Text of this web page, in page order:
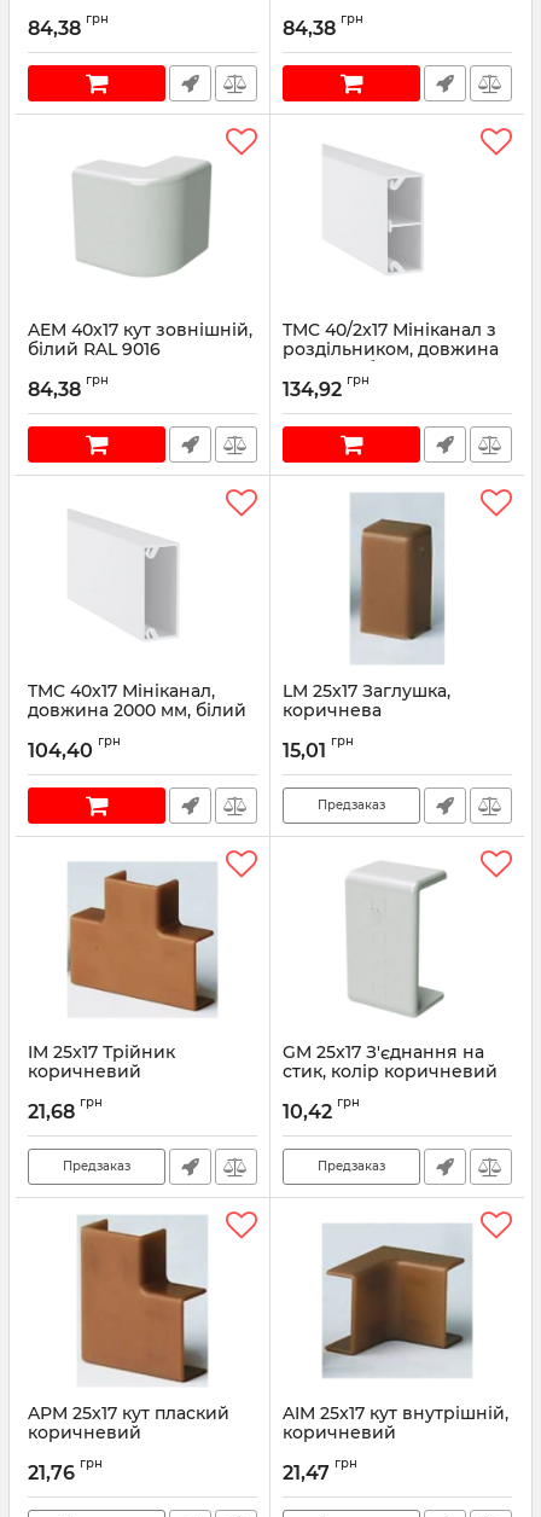
84,38 грн 84,38 грн
AEM 40x17 кут зовнішній,
білий RAL 9016
84,38 грн
TMC 40/2x17 Мініканал з
роздільником, довжина
2000 мм, білий RAL 9016
Артикул: 00305
134,92 грн
TMC 40x17 Мініканал,
довжина 2000 мм, білий
Артикул: 00351
104,40 грн
LM 25x17 Заглушка,
коричнева
15,01 грн
Предзаказ
IM 25x17 Трійник
коричневий
21,68 грн
Предзаказ
GM 25x17 З'єднання на
стик, колір коричневий
10,42 грн
Предзаказ
APM 25x17 кут плаский
коричневий
21,76 грн
AIM 25x17 кут внутрішній,
коричневий
21,47 грн